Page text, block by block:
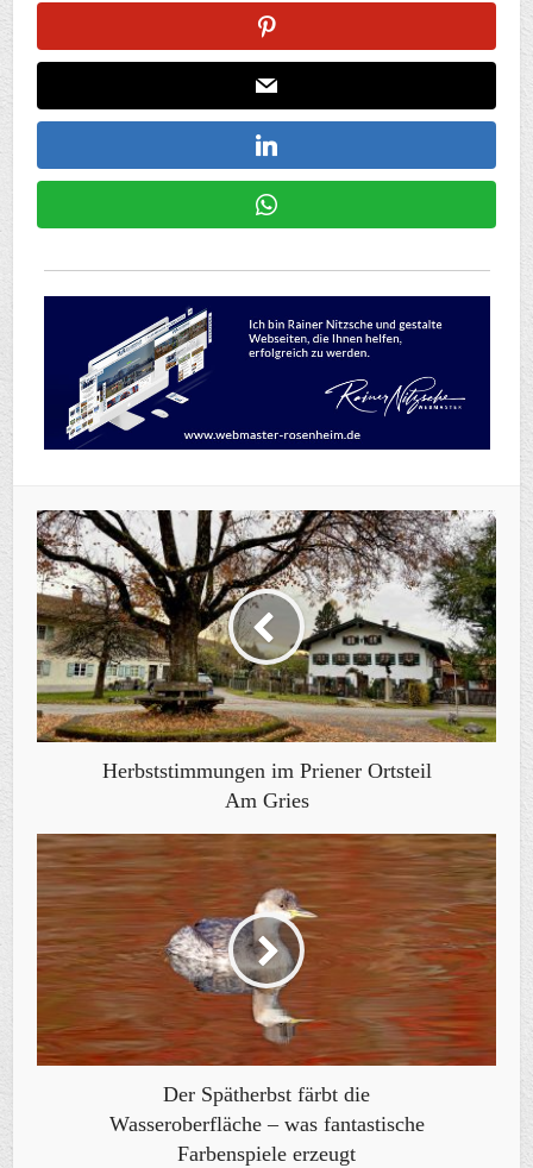
Herbststimmungen im Priener Ortsteil
Am Gries
Der Spätherbst färbt die
Wasseroberfläche – was fantastische
Farbenspiele erzeugt